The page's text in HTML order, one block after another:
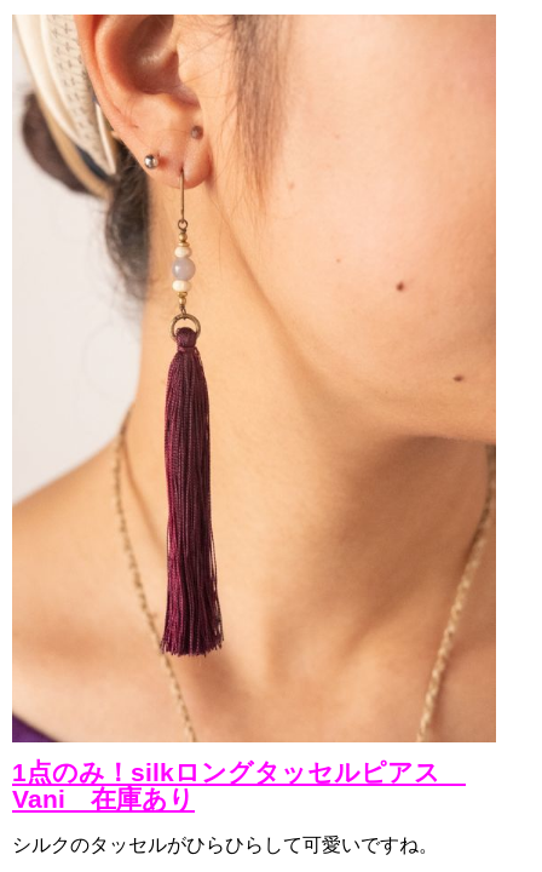
1点のみ！silkロングタッセルピアス
Vani 在庫あり
シルクのタッセルがひらひらして可愛いですね。